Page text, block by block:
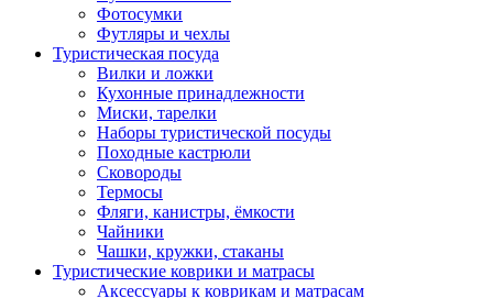
Фотосумки
Футляры и чехлы
Туристическая посуда
Вилки и ложки
Кухонные принадлежности
Миски, тарелки
Наборы туристической посуды
Походные кастрюли
Сковороды
Термосы
Фляги, канистры, ёмкости
Чайники
Чашки, кружки, стаканы
Туристические коврики и матрасы
Аксессуары к коврикам и матрасам